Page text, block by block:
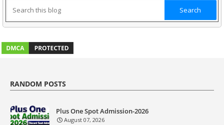
RANDOM POSTS
Plus One Spot Admission-2026
August 07, 2026